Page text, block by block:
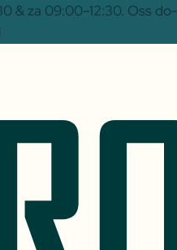
& za 09:00–12:30. Oss